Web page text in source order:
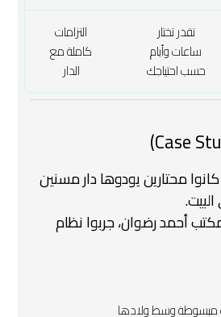
تقدر تختار
ساعات وأيام
حسب احتياجك
التزامات
كاملة مع
الدار
محتارين يودوها دار مسنين
أحمد رضوان، جربوا نظام
مبسوطة وسط ولادها